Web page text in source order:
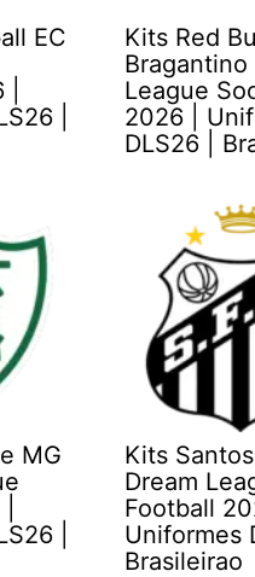
EC
|
Kits Red
Bragantino
League
2026 |
DLS26 |
MG
|
Kits
Dream
Football
Uniformes
Brasileirao